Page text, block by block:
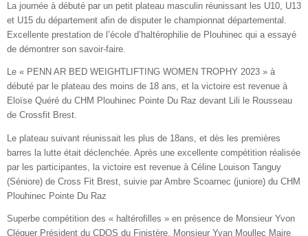
La journée à débuté par un petit plateau masculin réunissant les U10, U13
et U15 du département afin de disputer le championnat départemental.
Excellente prestation de l’école d’haltérophilie de Plouhinec qui a essayé
de démontrer son savoir-faire.
Le « PENN AR BED WEIGHTLIFTING WOMEN TROPHY 2023 » à
débuté par le plateau des moins de 18 ans, et la victoire est revenue à
Eloïse Quéré du CHM Plouhinec Pointe Du Raz devant Lili le Rousseau
de Crossfit Brest.
Le plateau suivant réunissait les plus de 18ans, et dès les premières
barres la lutte était déclenchée. Après une excellente compétition réalisée
par les participantes, la victoire est revenue à Céline Louison Tanguy
(Séniore) de Cross Fit Brest, suivie par Ambre Scoarnec (juniore) du CHM
Plouhinec Pointe Du Raz
Superbe compétition des « haltérofilles » en présence de Monsieur Yvon
Cléguer Président du CDOS du Finistère, Monsieur Yvan Moullec Maire